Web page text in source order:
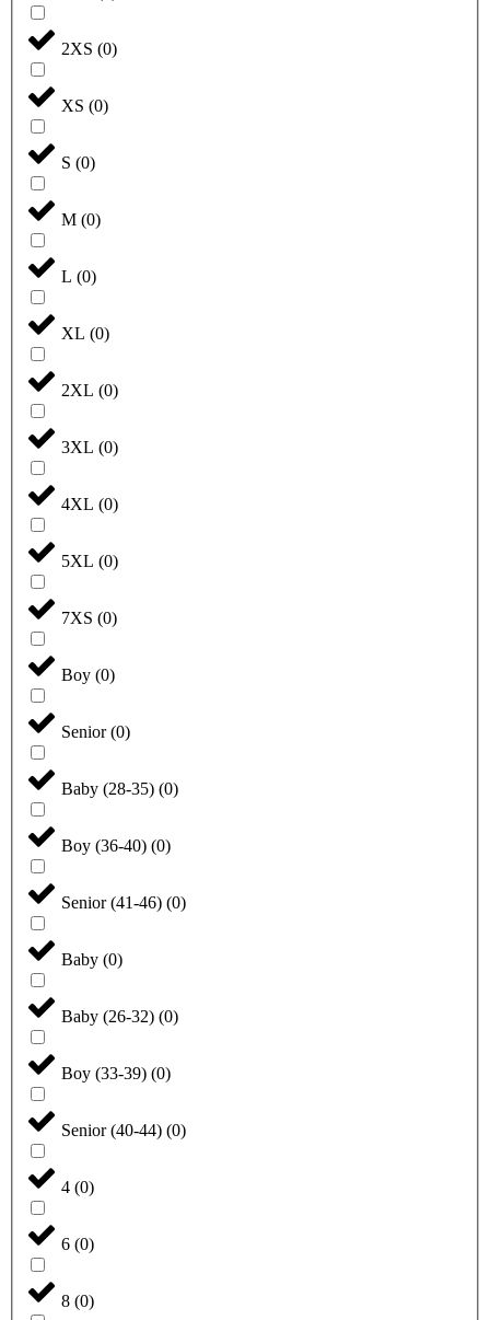
2XS (0)
XS (0)
S (0)
M (0)
L (0)
XL (0)
2XL (0)
3XL (0)
4XL (0)
5XL (0)
7XS (0)
Boy (0)
Senior (0)
Baby (28-35) (0)
Boy (36-40) (0)
Senior (41-46) (0)
Baby (0)
Baby (26-32) (0)
Boy (33-39) (0)
Senior (40-44) (0)
4 (0)
6 (0)
8 (0)